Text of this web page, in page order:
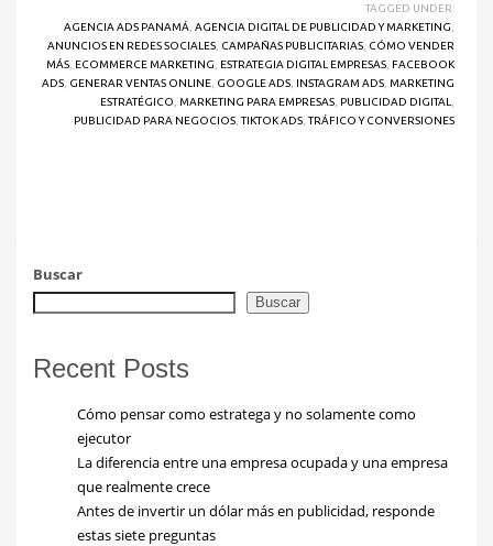
TAGGED UNDER:
AGENCIA ADS PANAMÁ AGENCIA DIGITAL DE PUBLICIDAD Y MARKETING
ANUNCIOS EN REDES SOCIALES CAMPAÑAS PUBLICITARIAS CÓMO VENDER
MÁS ECOMMERCE MARKETING ESTRATEGIA DIGITAL EMPRESAS FACEBOOK
ADS GENERAR VENTAS ONLINE GOOGLE ADS INSTAGRAM ADS MARKETING
ESTRATÉGICO
MARKETING PARA EMPRESAS PUBLICIDAD DIGITAL
PUBLICIDAD PARA NEGOCIOS ,TIKTOK ADS ,TRÁFICO Y CONVERSIONES
Buscar
Buscar
Recent Posts
Cómo pensar como estratega y no solamente como
ejecutor
La diferencia entre una empresa ocupada y una empresa
que realmente crece
Antes de invertir un dólar más en publicidad, responde
estas siete preguntas